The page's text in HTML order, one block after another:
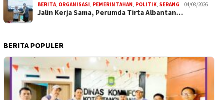
BERITA, ORGANISASI, PEMERINTAHAN, POLITIK, SERANG 04/08/2026
Jalin Kerja Sama, Perumda Tirta Albantan…
BERITA POPULER